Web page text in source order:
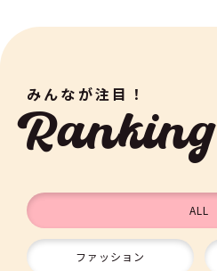
みんなが注目！
Ranking
ALL
ファッション